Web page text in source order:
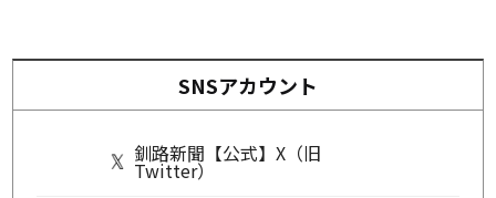
SNSアカウント
釧路新聞【公式】X（旧
Twitter）